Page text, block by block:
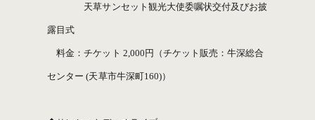
天草サンセット観光大使委嘱状交付及びお披
露目式
料金：チケット 2,000円（チケット販売：牛深総合
センター (天草市牛深町160)）